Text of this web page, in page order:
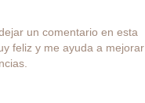
un comentario en esta
feliz y me ayuda a mejorar